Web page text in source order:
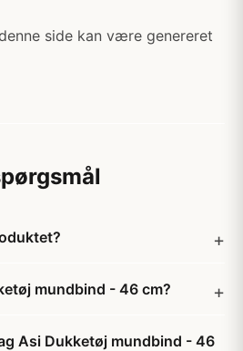
side kan være genereret
mundbind - 46 cm?
Asi Dukketøj mundbind - 46